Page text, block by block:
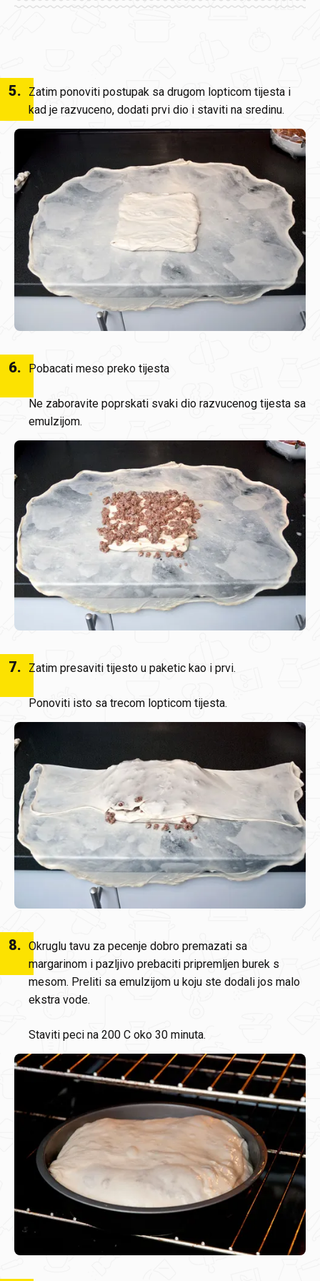
5.
Zatim ponoviti postupak sa drugom lopticom tijesta i
kad je razvuceno, dodati prvi dio i staviti na sredinu.
6. Pobacati meso preko tijesta
Ne zaboravite poprskati svaki dio razvucenog tijesta sa
emulzijom.
7. Zatim presaviti tijesto u paketic kao i prvi.
Ponoviti isto sa trecom lopticom tijesta.
8. Okruglu tavu za pecenje dobro premazati sa
margarinom i pazljivo prebaciti pripremljen burek s
mesom. Preliti sa emulzijom u koju ste dodali jos malo
ekstra vode.
Staviti peci na 200 C oko 30 minuta.